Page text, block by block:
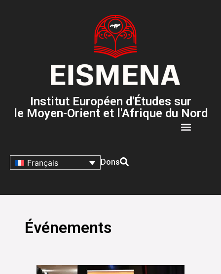
Institut Européen d'Études sur
le Moyen-Orient et l'Afrique du Nord
Français Dons
Événements